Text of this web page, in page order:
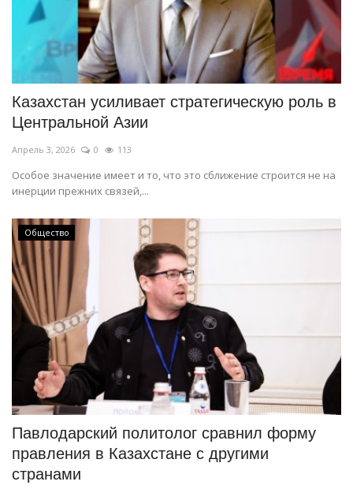
Казахстан усиливает стратегическую роль в
Центральной Азии
Апрель 3, 2026 0 113
Особое значение имеет и то, что это сближение строится не на
инерции прежних связей,...
Общество
Павлодарский политолог сравнил форму
правления в Казахстане с другими
странами